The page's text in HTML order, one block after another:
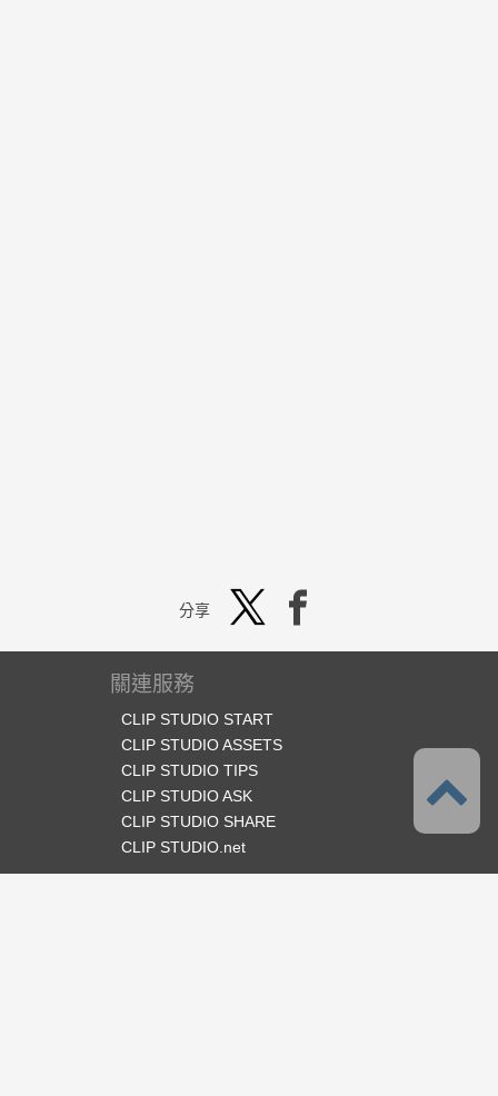
分享
關連服務
CLIP STUDIO START
CLIP STUDIO ASSETS
CLIP STUDIO TIPS
CLIP STUDIO ASK
CLIP STUDIO SHARE
CLIP STUDIO.net